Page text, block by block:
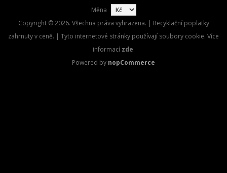
Měna
Copyright © 2026. Všechna práva vyhrazena. | Recyklační poplatky
zahrnuty v ceně. | Tyto internetové stránky používají soubory cookie. Více
informací zde.
Powered by nopCommerce